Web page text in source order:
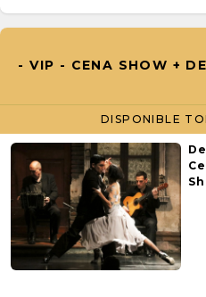
- VIP - CENA SHOW +
DISPONIBLE